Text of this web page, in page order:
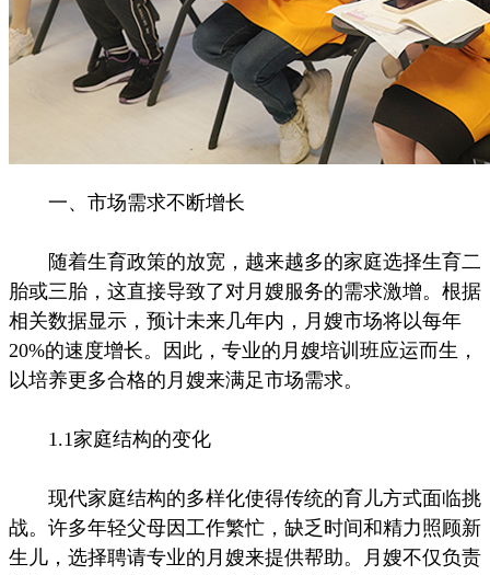
一、市场需求不断增长
随着生育政策的放宽，越来越多的家庭选择生育二
胎或三胎，这直接导致了对月嫂服务的需求激增。根据
相关数据显示，预计未来几年内，月嫂市场将以每年
20%的速度增长。因此，专业的月嫂培训班应运而生，
以培养更多合格的月嫂来满足市场需求。
1.1家庭结构的变化
现代家庭结构的多样化使得传统的育儿方式面临挑
战。许多年轻父母因工作繁忙，缺乏时间和精力照顾新
生儿，选择聘请专业的月嫂来提供帮助。月嫂不仅负责